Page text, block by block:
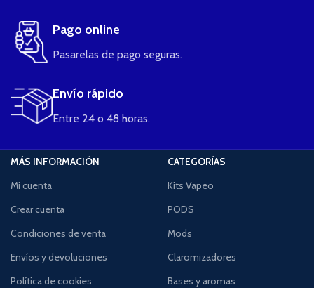
Pago online
Pasarelas de pago seguras.
Envío rápido
Entre 24 o 48 horas.
MÁS INFORMACIÓN
Mi cuenta
Crear cuenta
Condiciones de venta
Envíos y devoluciones
Política de cookies
CATEGORÍAS
Kits Vapeo
PODS
Mods
Claromizadores
Bases y aromas